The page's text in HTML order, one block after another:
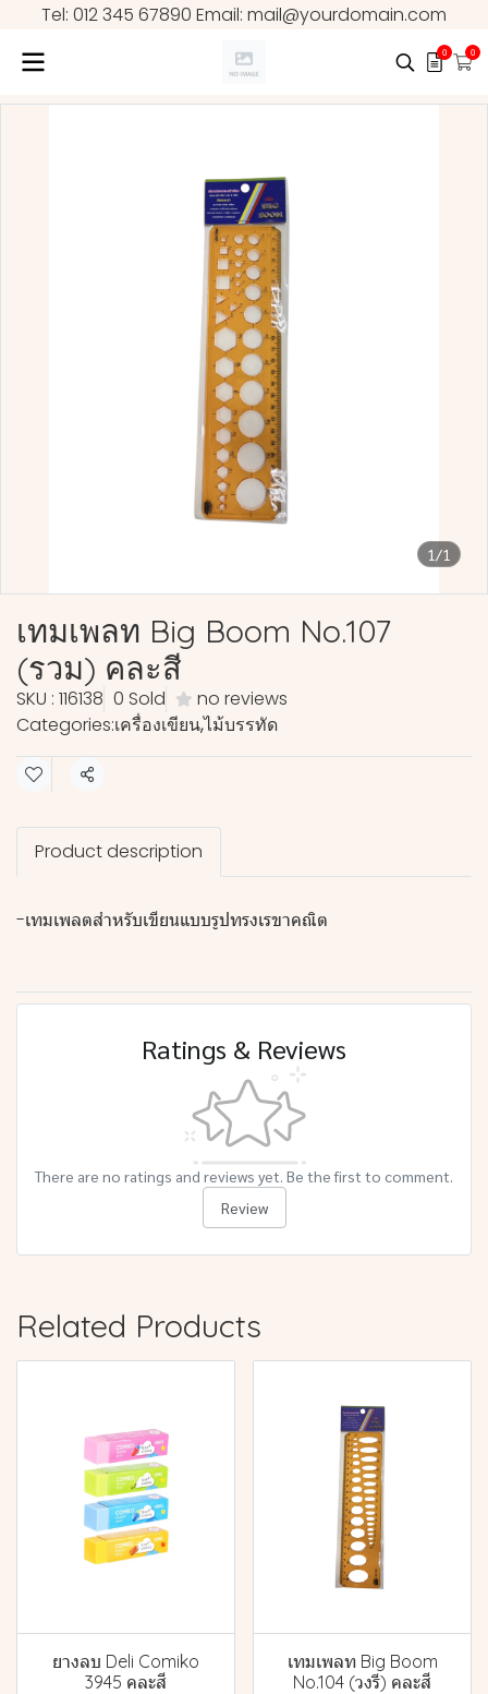
Tel: 012 345 67890 Email: mail@yourdomain.com
0 0
1/1
เทมเพลท Big Boom No.107
(รวม) คละสี
SKU : 116138 0 Sold
no reviews
Categories:เครื่องเขียน,ไม้บรรทัด
Share
Product description
-เทมเพลตสำหรับเขียนแบบรูปทรงเรขาคณิต
Ratings & Reviews
There are no ratings and reviews yet. Be the first to comment.
Review
Related Products
ยางลบ Deli Comiko
3945 คละสี
เทมเพลท Big Boom
No.104 (วงรี) คละสี